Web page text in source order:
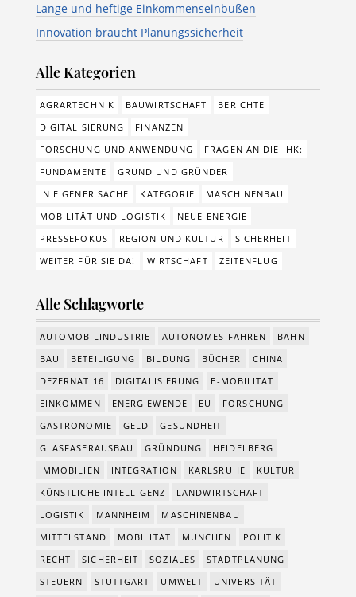
Lange und heftige Einkommenseinbußen
Innovation braucht Planungssicherheit
Alle Kategorien
AGRARTECHNIK BAUWIRTSCHAFT
BERICHTE
DIGITALISIERUNG
FINANZEN
FORSCHUNG UND ANWENDUNG
FRAGEN AN DIE IHK:
FUNDAMENTE
GRUND UND GRÜNDER
IN EIGENER SACHE
KATEGORIE
MASCHINENBAU
MOBILITÄT UND LOGISTIK
NEUE ENERGIE
PRESSEFOKUS
REGION UND KULTUR
SICHERHEIT
WEITER FÜR SIE DA!
WIRTSCHAFT ZEITENFLUG
Alle Schlagworte
AUTOMOBILINDUSTRIE AUTONOMES FAHREN
BAHN
BAU
BETEILIGUNG BILDUNG BÜCHER
CHINA
DEZERNAT 16
DIGITALISIERUNG
E-MOBILITÄT
EINKOMMEN
ENERGIEWENDE EU
FORSCHUNG
GASTRONOMIE
GELD
GESUNDHEIT
GLASFASERAUSBAU
GRÜNDUNG
HEIDELBERG
IMMOBILIEN
INTEGRATION KARLSRUHE
KULTUR
KÜNSTLICHE INTELLIGENZ
LANDWIRTSCHAFT
LOGISTIK
MANNHEIM
MASCHINENBAU
MITTELSTAND
MOBILITÄT MÜNCHEN
POLITIK
RECHT
SICHERHEIT SOZIALES
STADTPLANUNG
STEUERN
STUTTGART UMWELT
UNIVERSITÄT